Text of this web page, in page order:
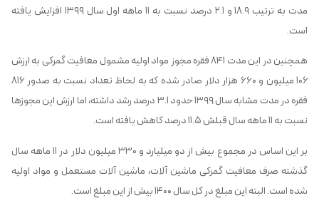
مدت به ترتیب ۱۸.۹ و ۲.۱ درصد نسبت به ۱۱ ماهه اول سال ۱۳۹۹ افزایش یافته
است.
همچنین در این مدت ۸۴۱ فقره مجوز مواد اولیه مشمول معافیت گمرکی به ارزش
۱۰۶ میلیون و ۶۶۰ هزار دلار صادر شده که به لحاظ تعداد نسبت به صدور ۸۱۶
فقره در مدت مشابه سال ۱۳۹۹ حدود ۳.۱ درصد رشد داشته، اما ارزش این مجوزها
نسبت به ۱۱ ماهه سال قبلش ۱۱.۵ درصد کاهش یافته است.
بر این اساس در مجموع بیش از دو میلیارد و ۳۳۰ میلیون دلار در ۱۱ ماهه سال
گذشته صرف معافیت گمرکی ماشین آلات، ماشین آلات مستعمل و مواد اولیه
شده است. البته این مبلغ در کل سال ۱۴۰۰ بیش از این مبلغ است.